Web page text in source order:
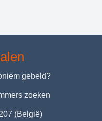
gebeld?
zoeken
(België)